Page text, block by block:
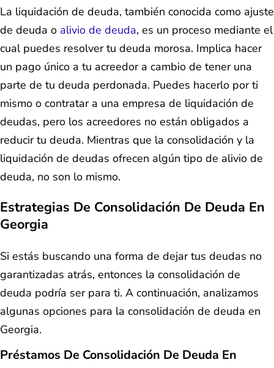
La liquidación de deuda, también conocida como ajuste
de deuda o alivio de deuda, es un proceso mediante el
cual puedes resolver tu deuda morosa. Implica hacer
un pago único a tu acreedor a cambio de tener una
parte de tu deuda perdonada. Puedes hacerlo por ti
mismo o contratar a una empresa de liquidación de
deudas, pero los acreedores no están obligados a
reducir tu deuda. Mientras que la consolidación y la
liquidación de deudas ofrecen algún tipo de alivio de
deuda, no son lo mismo.
Estrategias De Consolidación De Deuda En
Georgia
Si estás buscando una forma de dejar tus deudas no
garantizadas atrás, entonces la consolidación de
deuda podría ser para ti. A continuación, analizamos
algunas opciones para la consolidación de deuda en
Georgia.
Préstamos De Consolidación De Deuda En